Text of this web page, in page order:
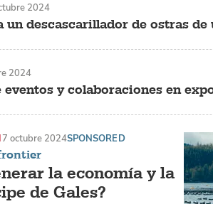
descascarillador de ostras
2024
y colaboraciones en
2024
la economía y la
de Gales?
7 octubre 2024SPONSORED